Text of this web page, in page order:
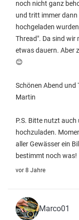
noch nicht ganz
und tritt immer dann
hochgeladen
Thread". Da sind wir
etwas dauern. Aber
😊
Schönen Abend und
Martin
P.S. Bitte nutzt
hochzuladen.
aller Gewässer ein
bestimmt noch was!
vor 8 Jahre
Marco01